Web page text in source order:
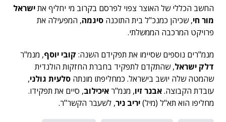
החשב הכללי של האוצר צפוי לפרסם בקרוב מי יחליף אתישראל
מור חי, שכיהן כמנכ"ל בית התוכנה סיגמה, המפעילה את
פרויקט המרכבה הממשלתי.
מנמ"רים נוספים שסיימו את תפקידם השנה: קובי יוסף, מנמ"ר
דלק ישראל, שהתקדם לתפקיד בחברת החזקות הולנדית
שהמטה שלה יושב בישראל. כמחליפתו מונתה סלעית גולני,
עובדת הקבוצה.אבנר זיו, מנמ"ראיכילוב, סיים את תפקידו.
מחליפו הוא תא"ל (מיל)יריב ניר, לשעבר הקשר"ר.